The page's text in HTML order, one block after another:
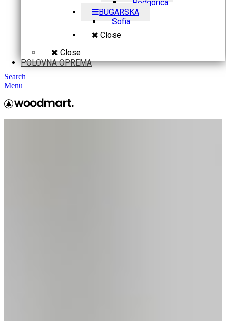
Podgorica
BUGARSKA
Sofia
Close
Close
POLOVNA OPREMA
Search
Menu